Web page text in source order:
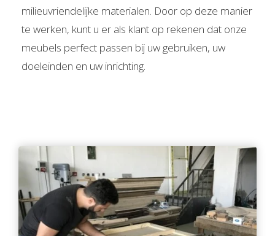
milieuvriendelijke materialen. Door op deze manier
te werken, kunt u er als klant op rekenen dat onze
meubels perfect passen bij uw gebruiken, uw
doeleinden en uw inrichting.